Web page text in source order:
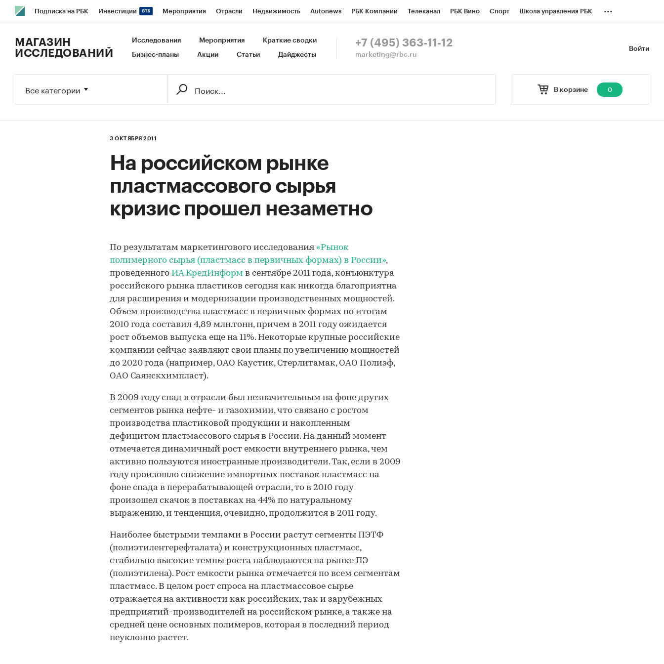
Подписка на РБК Инвестиции Мероприятия Отрасли Недвижимость Autonews РБК Компании Телеканал РБК Вино Спорт Школа управления РБК
Исследования Кредитные рейтинги Франшизы Газета Спецпроекты СПб Конференции СПб Спецпроекты
...
Войти
МАГАЗИН
ИССЛЕДОВАНИЙ
Исследования Мероприятия Краткие сводки
Бизнес-планы Акции Статьи Дайджесты
+7 (495) 363-11-12
marketing@rbc.ru
В корзине 0
Все категории
3 ОКТЯБРЯ 2011
На российском рынке
пластмассового сырья
кризис прошел незаметно
По результатам маркетингового исследования «Рынок
полимерного сырья (пластмасс в первичных формах) в России»,
проведенного ИА КредИнформ в сентябре 2011 года, конъюнктура
российского рынка пластиков сегодня как никогда благоприятна
для расширения и модернизации производственных мощностей.
Объем производства пластмасс в первичных формах по итогам
2010 года составил 4,89 млн.тонн, причем в 2011 году ожидается
рост объемов выпуска еще на 11%. Некоторые крупные российские
компании сейчас заявляют свои планы по увеличению мощностей
до 2020 года (например, ОАО Каустик, Стерлитамак, ОАО Полиэф,
ОАО Саянскхимпласт).
В 2009 году спад в отрасли был незначительным на фоне других
сегментов рынка нефте- и газохимии, что связано с ростом
производства пластиковой продукции и накопленным
дефицитом пластмассового сырья в России. На данный момент
отмечается динамичный рост емкости внутреннего рынка, чем
активно пользуются иностранные производители. Так, если в 2009
году произошло снижение импортных поставок пластмасс на
фоне спада в перерабатывающей отрасли, то в 2010 году
произошел скачок в поставках на 44% по натуральному
выражению, и тенденция, очевидно, продолжится в 2011 году.
Наиболее быстрыми темпами в России растут сегменты ПЭТФ
(полиэтилентерефталата) и конструкционных пластмасс,
стабильно высокие темпы роста наблюдаются на рынке ПЭ
(полиэтилена). Рост емкости рынка отмечается по всем сегментам
пластмасс. В целом рост спроса на пластмассовое сырье
отражается на активности как российских, так и зарубежных
предприятий-производителей на российском рынке, а также на
средней цене основных полимеров, которая в последний период
неуклонно растет.